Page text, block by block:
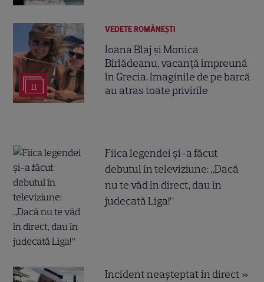
11
VEDETE ROMÂNEŞTI
Ioana Blaj și Monica
Bîrlădeanu, vacanță împreună
în Grecia. Imaginile de pe barcă
au atras toate privirile
Fiica legendei și-a făcut
debutul în televiziune: „Dacă
nu te văd în direct, dau în
judecată Liga!”
Incident neașteptat în direct »